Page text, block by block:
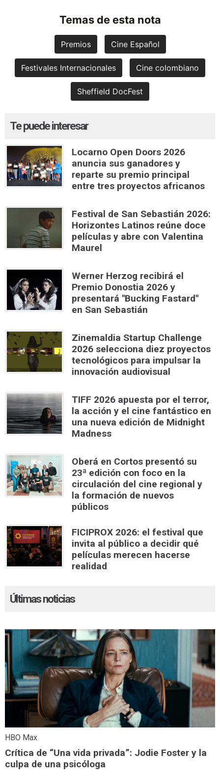
Temas de esta nota
Premios Cine Español
Festivales Internacionales Cine colombiano
Sheffield DocFest
Te puede interesar
Locarno Open Doors 2026
anuncia sus ganadores y
reparte su premio principal
entre tres proyectos africanos
Festival de San Sebastián 2026:
Horizontes Latinos reúne doce
películas y abre con Valentina
Maurel
Werner Herzog recibirá el
Premio Donostia 2026 y
presentará "Bucking Fastard"
en San Sebastián
Zinemaldia Startup Challenge
2026 selecciona diez proyectos
tecnológicos para impulsar la
innovación audiovisual
TIFF 2026 apuesta por el terror,
la acción y el cine fantástico en
una nueva edición de Midnight
Madness
Oberá en Cortos presentó su
23ª edición con foco en la
circulación del cine regional y
la formación de nuevos
públicos
FICIPROX 2026: el festival que
invita al público a decidir qué
películas merecen hacerse
realidad
Últimas noticias
HBO Max
Crítica de “Una vida privada”: Jodie Foster y la
culpa de una psicóloga